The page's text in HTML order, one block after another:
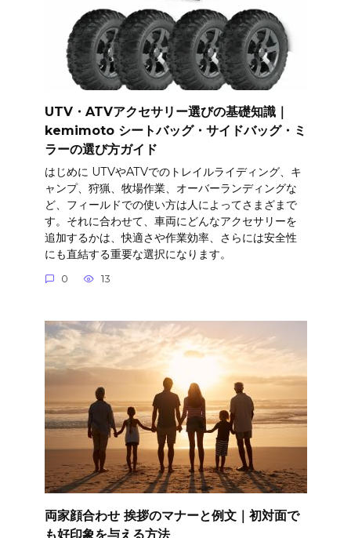
UTV・ATVアクセサリー選びの基礎知識｜
kemimoto シートバッグ・サイドバッグ・ミ
ラーの選び方ガイド
はじめに UTVやATVでのトレイルライディング、キ
ャンプ、狩猟、牧場作業、オーバーランディングな
ど、フィールドでの使い方は人によってさまざまで
す。それに合わせて、車両にどんなアクセサリーを
追加するかは、快適さや作業効率、さらには安全性
にも直結する重要な選択になります。
0 13
両家顔合わせ 挨拶のマナーと例文｜初対面で
も好印象を与える方法